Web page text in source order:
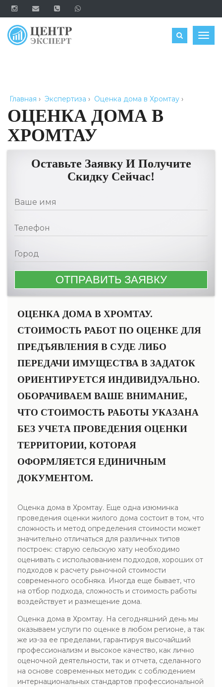
ОЦЕНИТЬ
Главная › Экспертиза › Оценка дома в Хромтау ›
ОЦЕНКА ДОМА В
ХРОМТАУ
Оставьте Заявку И Получите
Скидку Сейчас!
ОЦЕНКА ДОМА В ХРОМТАУ.
СТОИМОСТЬ РАБОТ ПО ОЦЕНКЕ ДЛЯ
ПРЕДЪЯВЛЕНИЯ В СУДЕ ЛИБО
ПЕРЕДАЧИ ИМУЩЕСТВА В ЗАДАТОК
ОРИЕНТИРУЕТСЯ ИНДИВИДУАЛЬНО.
ОБОРАЧИВАЕМ ВАШЕ ВНИМАНИЕ,
ЧТО СТОИМОСТЬ РАБОТЫ УКАЗАНА
БЕЗ УЧЕТА ПРОВЕДЕНИЯ ОЦЕНКИ
ТЕРРИТОРИИ, КОТОРАЯ
ОФОРМЛЯЕТСЯ ЕДИНИЧНЫМ
ДОКУМЕНТОМ.
Оценка дома в Хромтау. Еще одна изюминка
проведения оценки жилого дома состоит в том, что
сложность и метод определения стоимости может
значительно отличаться для различных типов
построек: старую сельскую хату необходимо
оценивать с использованием подходов, хороших от
подходов к расчету рыночной стоимости
современного особняка. Иногда еще бывает, что
на отбор подхода, сложность и стоимость работы
воздействует и размещение дома.
Оценка дома в Хромтау. На сегодняшний день мы
оказываем услуги по оценке в любом регионе, а так
же из-за ее пределами, гарантируя высочайший
профессионализм и высокое качество, как лично
оценочной деятельности, так и отчета, сделанного
на основе современных методик с соблюдением
интернациональных стандартов профессиональной